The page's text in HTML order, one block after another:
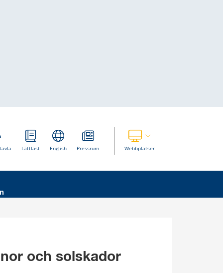
Lättläst English Pressrum WebbplatserVisa våra andra webbplatser
och solskador